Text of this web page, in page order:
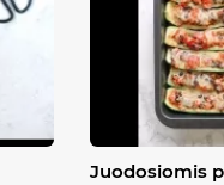
Juodosiomis